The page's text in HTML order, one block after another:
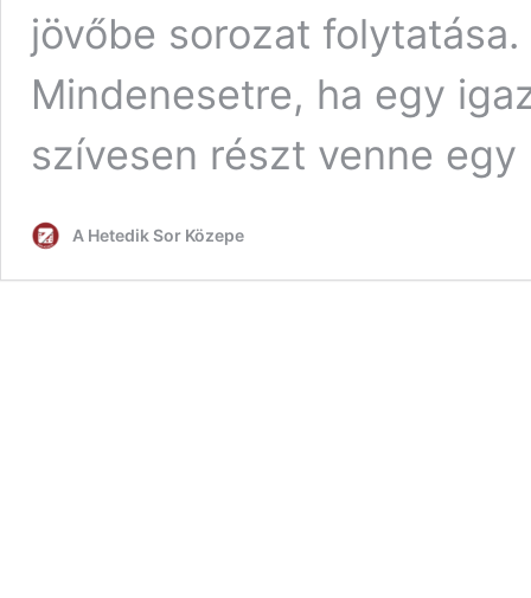
jövőbe sorozat
Mindenesetre, ha egy
szívesen részt venne
A Hetedik Sor Közepe